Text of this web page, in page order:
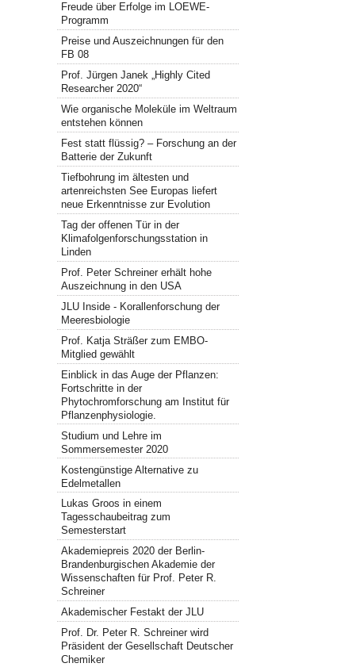
Freude über Erfolge im LOEWE-
Programm
Preise und Auszeichnungen für den
FB 08
Prof. Jürgen Janek „Highly Cited
Researcher 2020“
Wie organische Moleküle im Weltraum
entstehen können
Fest statt flüssig? – Forschung an der
Batterie der Zukunft
Tiefbohrung im ältesten und
artenreichsten See Europas liefert
neue Erkenntnisse zur Evolution
Tag der offenen Tür in der
Klimafolgenforschungsstation in
Linden
Prof. Peter Schreiner erhält hohe
Auszeichnung in den USA
JLU Inside - Korallenforschung der
Meeresbiologie
Prof. Katja Sträßer zum EMBO-
Mitglied gewählt
Einblick in das Auge der Pflanzen:
Fortschritte in der
Phytochromforschung am Institut für
Pflanzenphysiologie.
Studium und Lehre im
Sommersemester 2020
Kostengünstige Alternative zu
Edelmetallen
Lukas Groos in einem
Tagesschaubeitrag zum
Semesterstart
Akademiepreis 2020 der Berlin-
Brandenburgischen Akademie der
Wissenschaften für Prof. Peter R.
Schreiner
Akademischer Festakt der JLU
Prof. Dr. Peter R. Schreiner wird
Präsident der Gesellschaft Deutscher
Chemiker